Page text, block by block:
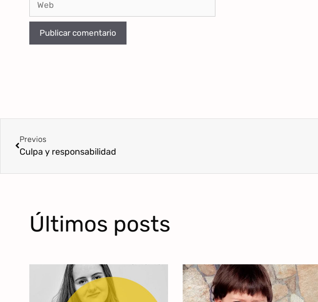
Previos
Culpa y responsabilidad
Últimos posts